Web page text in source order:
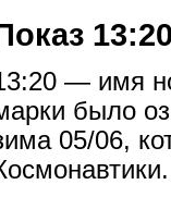
— имя
было
05/06,